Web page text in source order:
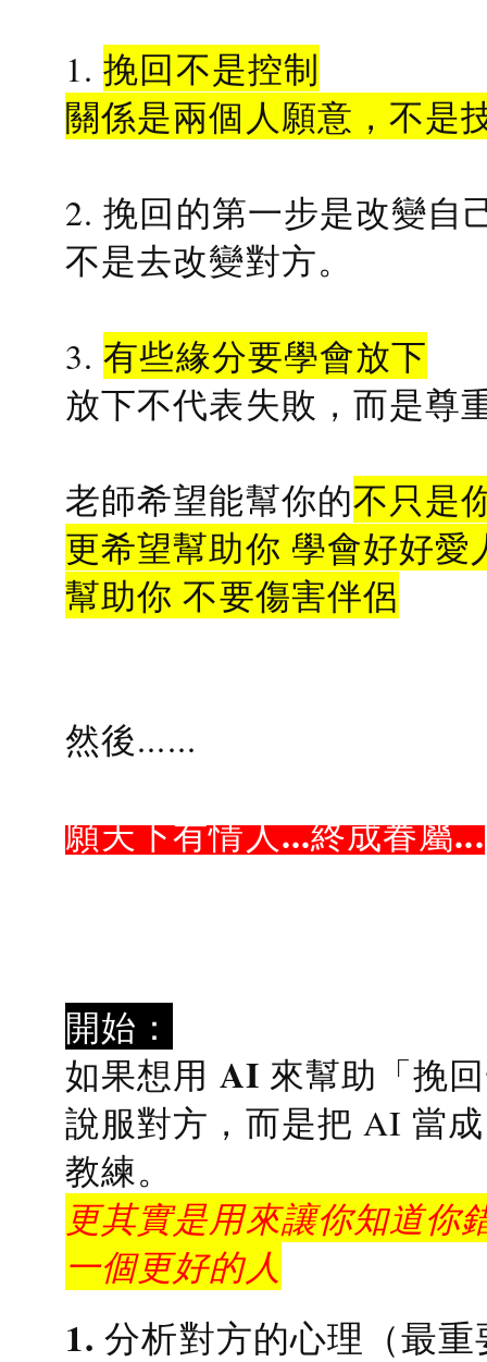
1.挽回不是控制
關係是兩個人願意，不是
2. 挽回的第一步是改變自
不是去改變對方。
3.有些緣分要學會放下
放下不代表失敗，而是尊
老師希望能幫你的不只是
更希望幫助你 學會好好愛
幫助你 不要傷害伴侶
然後......
願天下有情人...終成眷屬...
開始：
如果想用 AI 來幫助「挽
說服對方，而是把 AI 當
教練。
更其實是用來讓你知道你
一個更好的人
1. 分析對方的心理（最